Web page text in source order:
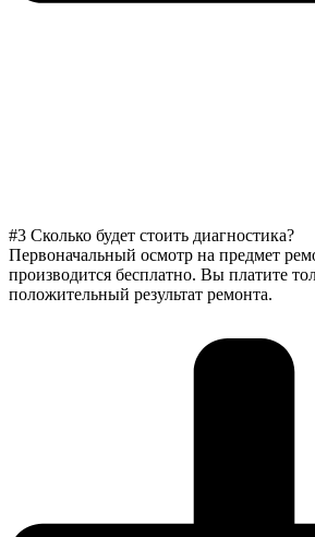
#3 Сколько будет стоить диагностика?
Первоначальный осмотр на предмет
производится бесплатно. Вы платите
положительный результат ремонта.